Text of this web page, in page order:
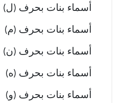
أسماء بنات بحرف (ل)
أسماء بنات بحرف (م)
أسماء بنات بحرف (ن)
أسماء بنات بحرف (ه)
أسماء بنات بحرف (و)